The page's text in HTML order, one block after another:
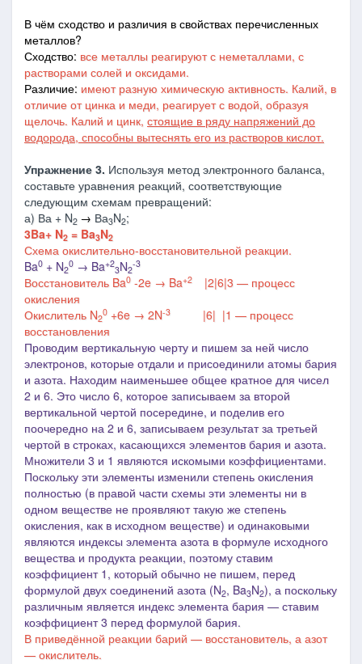
В чём сходство и различия в свойствах перечисленных
металлов?
Сходство: все металлы реагируют с неметаллами, с
растворами солей и оксидами.
Различие: имеют разную химическую активность. Калий, в
отличие от цинка и меди, реагирует с водой, образуя
щелочь. Калий и цинк, стоящие в ряду напряжений до
водорода, способны вытеснять его из растворов кислот.
Упражнение 3. Используя метод электронного баланса,
составьте уравнения реакций, соответствующие
следующим схемам превращений:
а) Ва + N2 → Ва3N2;
3Ba+ N2 = Ba3N2
Схема окислительно-восстановительной реакции.
Ba0 + N2
0 → Ba+2
3N2
-3
Восстановитель Ba0 -2e → Ba+2
|2|6|3 — процесс
окисления
Окислитель N2
0 +6e → 2N-3
|6| |1 — процесс
восстановления
Проводим вертикальную черту и пишем за ней число
электронов, которые отдали и присоединили атомы бария
и азота. Находим наименьшее общее кратное для чисел
2 и 6. Это число 6, которое записываем за второй
вертикальной чертой посередине, и поделив его
поочередно на 2 и 6, записываем результат за третьей
чертой в строках, касающихся элементов бария и азота.
Множители 3 и 1 являются искомыми коэффициентами.
Поскольку эти элементы изменили степень окисления
полностью (в правой части схемы эти элементы ни в
одном веществе не проявляют такую же степень
окисления, как в исходном веществе) и одинаковыми
являются индексы элемента азота в формуле исходного
вещества и продукта реакции, поэтому ставим
коэффициент 1, который обычно не пишем, перед
формулой двух соединений азота (N2, Ba3N2), а поскольку
различным является индекс элемента бария ― ставим
коэффициент 3 перед формулой бария.
В приведённой реакции барий — восстановитель, а азот
— окислитель.